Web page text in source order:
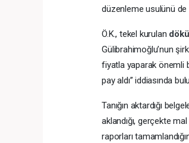
düzenleme usulünü de
Ö.K., tekel kurulan
Gülibrahimoğlu’nun
fiyatla yaparak önemli
pay aldı” iddiasında
Tanığın aktardığı
aklandığı, gerçekte
raporları